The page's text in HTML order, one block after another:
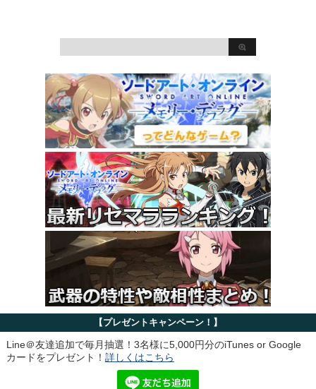
【プレゼントキャンペーン！】
Line＠友達追加で毎月抽選！3名様に5,000円分のiTunes or Google
カードをプレゼント！ 詳しくはこちら